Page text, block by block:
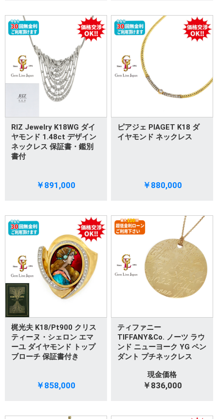
RIZ Jewelry K18WG ダイ
ヤモンド 1.48ct デザイン
ネックレス 保証書・鑑別
書付
￥891,000
ピアジェ PIAGET K18 ダ
イヤモンド ネックレス
￥880,000
梶光夫 K18/Pt900 クリス
ティーヌ・シェロン エマ
ーユ ダイヤモンド トップ
ブローチ 保証書付き
￥858,000
ティファニー
TIFFANY&Co. ノーツ ラウ
ンド ニューヨーク YG ペン
ダント プチネックレス
現金価格
￥836,000